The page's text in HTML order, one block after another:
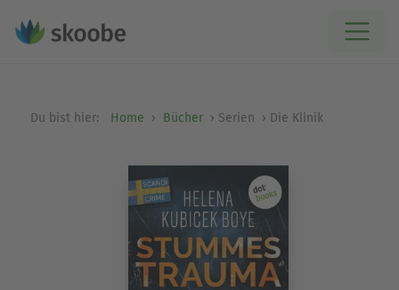
Du bist hier: Home Bücher Serien Die Klinik